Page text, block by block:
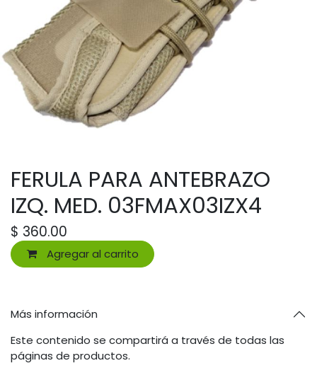
FERULA PARA ANTEBRAZO
IZQ. MED. 03FMAX03IZX4
$ 360.00
Agregar al carrito
Más información
Este contenido se compartirá a través de todas las
páginas de productos.